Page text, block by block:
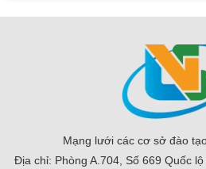
Mạng lưới các cơ sở đào
Địa chỉ: Phòng A.704, Số 669 Quốc